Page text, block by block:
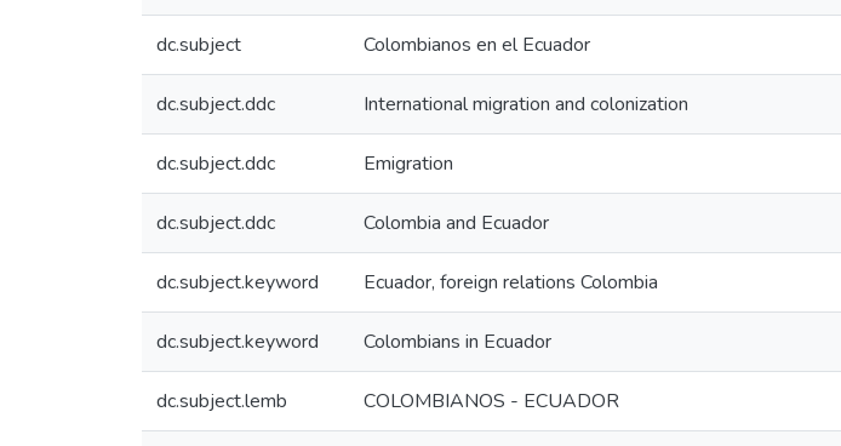
dc.subject Colombianos en el Ecuador
dc.subject.ddc International migration and colonization
dc.subject.ddc Emigration
dc.subject.ddc Colombia and Ecuador
dc.subject.keyword Ecuador, foreign relations Colombia
dc.subject.keyword Colombians in Ecuador
dc.subject.lemb COLOMBIANOS - ECUADOR